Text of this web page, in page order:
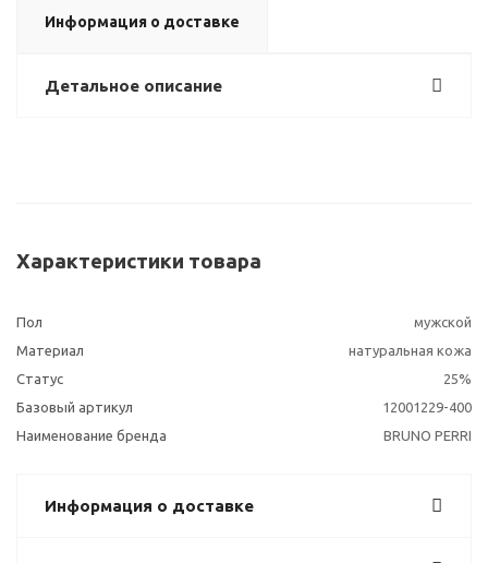
Информация о доставке
Детальное описание
Характеристики товара
Пол
мужской
Материал
натуральная кожа
Статус
25%
Базовый артикул
12001229-400
Наименование бренда
BRUNO PERRI
Информация о доставке